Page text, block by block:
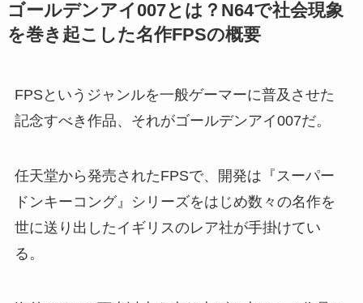
ゴールデンアイ007とは？N64で社会現象
を巻き起こした名作FPSの概要
FPSというジャンルを一般ゲーマーに普及させた
記念すべき作品、それがゴールデンアイ007だ。
任天堂から発売されたFPSで、開発は『スーパー
ドンキーコング』シリーズをはじめ数々の名作を
世に送り出したイギリスのレア社が手掛けてい
る。